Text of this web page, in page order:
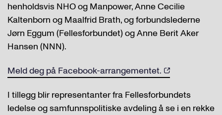
henholdsvis NHO og Manpower, Anne Cecilie
Kaltenborn og Maalfrid Brath, og forbundslederne
Jørn Eggum (Fellesforbundet) og Anne Berit Aker
Hansen (NNN).
Meld deg på Facebook-arrangementet.
I tillegg blir representanter fra Fellesforbundets
ledelse og samfunnspolitiske avdeling å se i en rekke